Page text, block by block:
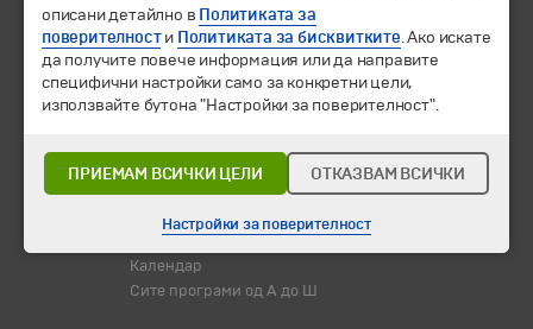
права се задржани.
Екскурзии и одмори
Дестинации
Календар
Сите програми од А до Ш
описани детайлно в Политиката за
поверителности Политиката за бисквитките. Ако искате
да получите повече информация или да направите
специфични настройки само за конкретни цели,
използвайте бутона "Настройки за поверителност".
ПРИЕМАМ ВСИЧКИ ЦЕЛИ ОТКАЗВАМ ВСИЧКИ
Настройки за поверителност